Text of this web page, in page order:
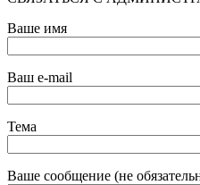
Ваше имя
Ваш e-mail
Тема
Ваше сообщение (не